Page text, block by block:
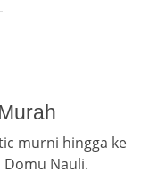
murni hingga ke
Nauli.